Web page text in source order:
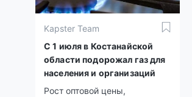
Kapster Team
С 1 июля в Костанайской
области подорожал газ для
населения и организаций
Рост оптовой цены,